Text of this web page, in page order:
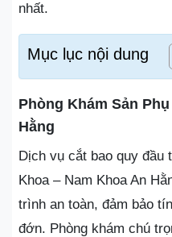
nhất.
Mục lục nội dung
Phòng Khám Sản
Hằng
Dịch vụ cắt bao quy đầu
Khoa – Nam Khoa An
trình an toàn, đảm bảo
đớn. Phòng khám chú